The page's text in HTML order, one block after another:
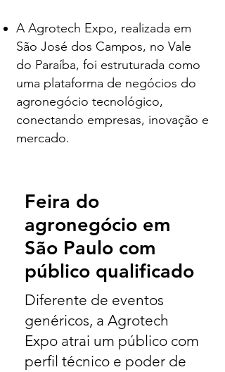
A Agrotech Expo, realizada em
São José dos Campos, no Vale
do Paraíba, foi estruturada como
uma plataforma de negócios do
agronegócio tecnológico,
conectando empresas, inovação e
mercado.
Feira do
agronegócio em
São Paulo com
público qualificado
Diferente de eventos
genéricos, a Agrotech
Expo atrai um público com
perfil técnico e poder de